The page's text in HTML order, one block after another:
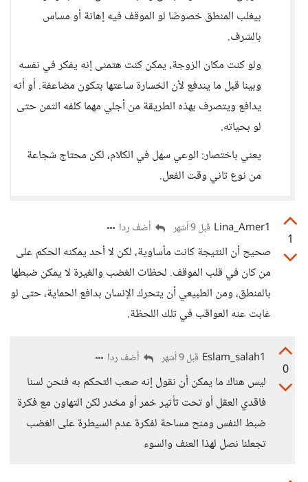
بيغلب المنطق خصوصًا لو الموقف فيه إهانة أو مساس
بالشرف.
ولو كنت مكان الزوجة، يمكن كنت هتمنى إنه يفكر في نفسه
وبينا قبل ما يندفع لأن الخسارة ساعتها بتكون مضاعفة. أو أنه
يدافع ويتصرف بهذه الطريقة من أجلي مهما كلفه الثمن حتى
لو بحياته.
يعني باختصار: الوعي سهل في الكلام، لكن محتاج شجاعة
من نوع تاني وقت الفعل.
1
Lina_Amer1 قبل 9 أشهر أضف ردا
صحيح أن النتيجة كانت مأساوية، لكن لا أحد يمكنه الحكم على
من كان في قلب الموقف. لحظات الغضب والغيرة لا يمكن ضبطها
بالمنطق، ومن الطبيعي أن يتحرك الإنسان بدافع الحماية، حتى لو
غابت عنه العواقب في تلك اللحظة.
0
Eslam_salah1 قبل 9 أشهر أضف ردا
ليس هناك ما يمكن أن نقول إنه صعب التحكم به فنحن لسنا
فاقدي العقل أو تحت تأثير خمر أو مخدر لكن التهاون مع فكرة
ضبط النفس ومنح مساحة لفكرة عدم السيطرة على الغضب
تجعلنا نصل لهذا العنف والسوء